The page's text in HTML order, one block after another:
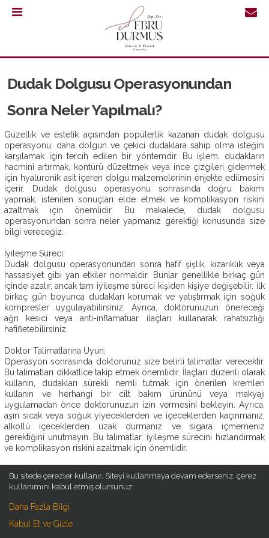
421
30
64
ANASAYFA
OP.
DR.
EBRU
DURMUŞ
AMELIYATSIZ
ESTETIK
ESTETIK
AMELIYATLAR
ESTETIK
BLOG
İLETIŞIM
Dudak Dolgusu Operasyonundan
Sonra Neler Yapılmalı?
Güzellik ve estetik açısından popülerlik kazanan dudak dolgusu
operasyonu, daha dolgun ve çekici dudaklara sahip olma isteğini
karşılamak için tercih edilen bir yöntemdir. Bu işlem, dudakların
hacmini artırmak, kontürü düzeltmek veya ince çizgileri gidermek
için hyaluronik asit içeren dolgu malzemelerinin enjekte edilmesini
içerir. Dudak dolgusu operasyonu sonrasında doğru bakımı
yapmak, istenilen sonuçları elde etmek ve komplikasyon riskini
azaltmak için önemlidir. Bu makalede, dudak dolgusu
operasyonundan sonra neler yapmanız gerektiği konusunda size
bilgi vereceğiz.
İyileşme Süreci:
Dudak dolgusu operasyonundan sonra hafif şişlik, kızarıklık veya
hassasiyet gibi yan etkiler normaldir. Bunlar genellikle birkaç gün
içinde azalır, ancak tam iyileşme süreci kişiden kişiye değişebilir. İlk
birkaç gün boyunca dudakları korumak ve yatıştırmak için soğuk
kompresler uygulayabilirsiniz. Ayrıca, doktorunuzun önereceği
ağrı kesici veya anti-inflamatuar ilaçları kullanarak rahatsızlığı
hafifletebilirsiniz.
Doktor Talimatlarına Uyun:
Operasyon sonrasında doktorunuz size belirli talimatlar verecektir.
Bu talimatları dikkatlice takip etmek önemlidir. İlaçları düzenli olarak
kullanın, dudakları sürekli nemli tutmak için önerilen kremleri
kullanın ve herhangi bir cilt bakım ürününü veya makyajı
uygulamadan önce doktorunuzun izin vermesini bekleyin. Ayrıca,
aşırı sıcak veya soğuk yiyeceklerden ve içeceklerden kaçınmanız,
alkollü içeceklerden uzak durmanız ve sigara içmemeniz
gerektiğini unutmayın. Bu talimatlar, iyileşme sürecini hızlandırmak
ve komplikasyon riskini azaltmak için önemlidir.
Dudak dolgusu operasyonu sonrasında güneşe maruz kalma
riskini en aza indirmek önemlidir. Güneş ışığı dudaklarda renk
değişiklikleri, şişme veya tahriş gibi sorunlara yol açabilir.
Dolayısıyla, dışarıya çıktığınızda güneş koruyucu bir dudak balsamı
veya kremi kullanmanız önemlidir. Ayrıca, geniş kenarlı şapka veya
Bu sitede çerezler kullanır. Siteyi kullanmaya devam ederseniz, çerez
kullanımını kabul etmiş olursunuz.
Daha Fazla Bilgi
Kabul Et ve Gizle